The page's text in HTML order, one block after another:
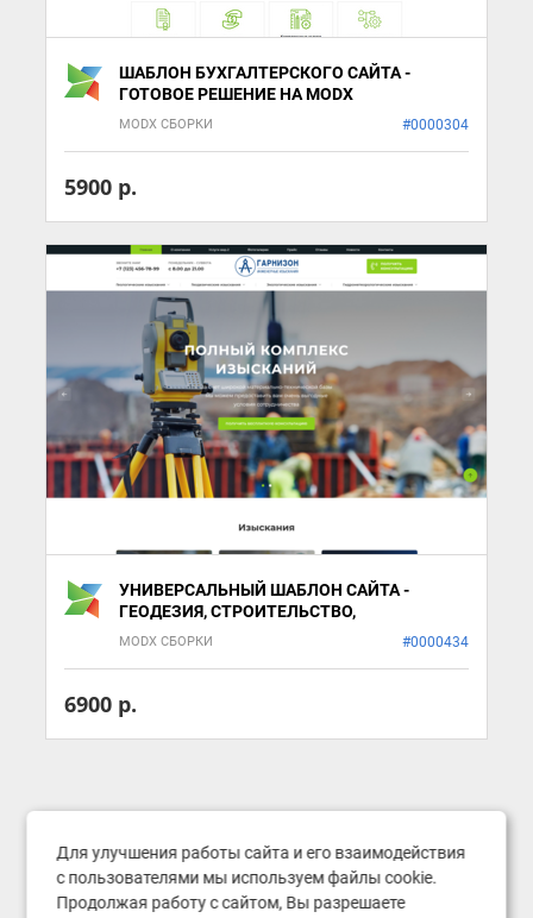
ШАБЛОН БУХГАЛТЕРСКОГО САЙТА -
ГОТОВОЕ РЕШЕНИЕ НА MODX
MODX СБОРКИ #0000304
5900 р.
УНИВЕРСАЛЬНЫЙ ШАБЛОН САЙТА -
ГЕОДЕЗИЯ, СТРОИТЕЛЬСТВО,
ПРОИЗВОДСТВО
MODX СБОРКИ #0000434
6900 р.
Для улучшения работы сайта и его взаимодействия
с пользователями мы используем файлы cookie.
Продолжая работу с сайтом, Вы разрешаете